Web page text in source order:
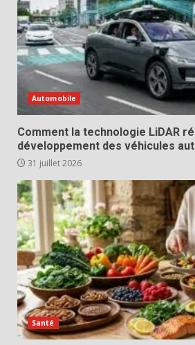
Automobile
Comment la technologie LiDAR
développement des véhicules
31 juillet 2026
Santé